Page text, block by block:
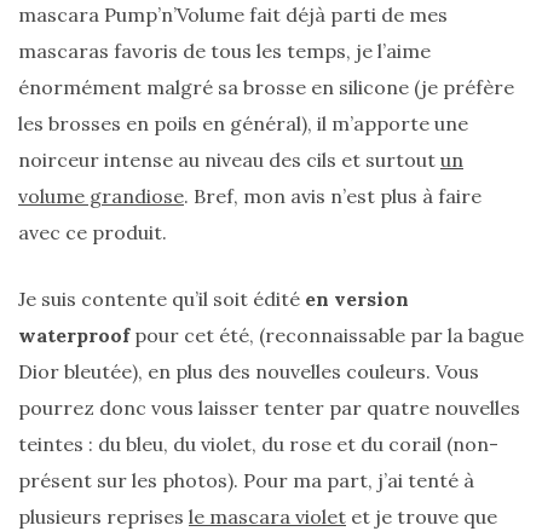
mascara Pump’n’Volume fait déjà parti de mes
mascaras favoris de tous les temps, je l’aime
énormément malgré sa brosse en silicone (je préfère
les brosses en poils en général), il m’apporte une
noirceur intense au niveau des cils et surtout un
volume grandiose. Bref, mon avis n’est plus à faire
avec ce produit.
Je suis contente qu’il soit édité en version
waterproofpour cet été, (reconnaissable par la bague
Dior bleutée), en plus des nouvelles couleurs. Vous
pourrez donc vous laisser tenter par quatre nouvelles
teintes : du bleu, du violet, du rose et du corail (non-
présent sur les photos). Pour ma part, j’ai tenté à
plusieurs reprises le mascara violet et je trouve que